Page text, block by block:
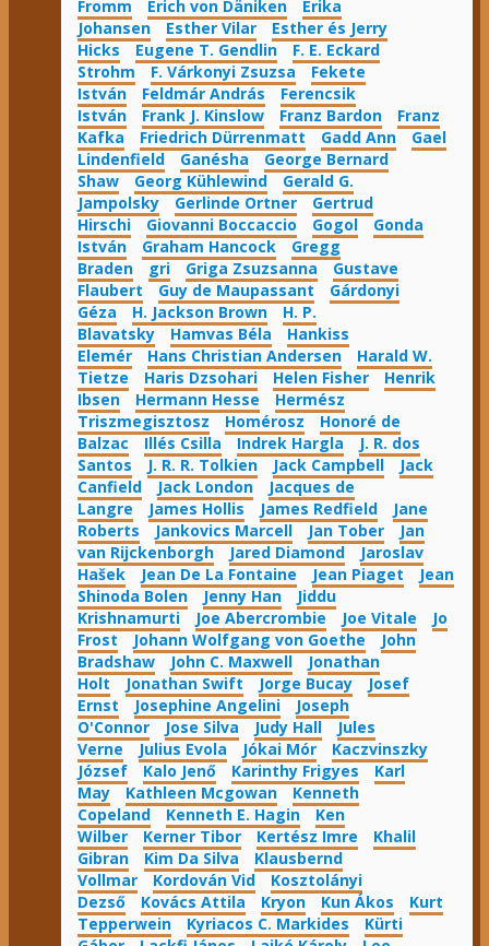
Fromm Erich von Däniken
Erika
Johansen
Esther Vilar
Esther és Jerry
Hicks
Eugene T. Gendlin
F. E. Eckard
Strohm
F. Várkonyi Zsuzsa
Fekete
István
Feldmár András
Ferencsik
István
Frank J. Kinslow Franz Bardon
Franz
Kafka
Friedrich Dürrenmatt Gadd Ann
Gael
Lindenfield
Ganésha
George Bernard
Shaw
Georg Kühlewind
Gerald G.
Jampolsky
Gerlinde Ortner
Gertrud
Hirschi
Giovanni Boccaccio Gogol
Gonda
István
Graham Hancock
Gregg
Braden
gri Griga Zsuzsanna
Gustave
Flaubert
Guy de Maupassant
Gárdonyi
Géza
H. Jackson Brown
H. P.
Blavatsky
Hamvas Béla
Hankiss
Elemér
Hans Christian Andersen
Harald W.
Tietze
Haris Dzsohari Helen Fisher
Henrik
Ibsen
Hermann Hesse
Hermész
Triszmegisztosz
Homérosz
Honoré de
Balzac
Illés Csilla Indrek Hargla
J. R. dos
Santos
J. R. R. Tolkien Jack Campbell
Jack
Canfield
Jack London
Jacques de
Langre
James Hollis James Redfield
Jane
Roberts
Jankovics Marcell Jan Tober
Jan
van Rijckenborgh
Jared Diamond
Jaroslav
Hašek
Jean De La Fontaine Jean Piaget
Jean
Shinoda Bolen
Jenny Han
Jiddu
Krishnamurti
Joe Abercrombie Joe Vitale
Jo
Frost
Johann Wolfgang von Goethe
John
Bradshaw
John C. Maxwell
Jonathan
Holt
Jonathan Swift Jorge Bucay
Josef
Ernst
Josephine Angelini
Joseph
O'Connor
Jose Silva Judy Hall
Jules
Verne
Julius Evola Jókai Mór
Kaczvinszky
József
Kalo Jenő Karinthy Frigyes
Karl
May
Kathleen Mcgowan
Kenneth
Copeland
Kenneth E. Hagin
Ken
Wilber
Kerner Tibor Kertész Imre
Khalil
Gibran
Kim Da Silva
Klausbernd
Vollmar
Kordován Vid
Kosztolányi
Dezső
Kovács Attila Kryon Kun Ákos
Kurt
Tepperwein
Kyriacos C. Markides
Kürti